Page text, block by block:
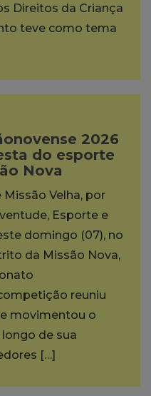
Direitos da Criança
teve como tema
2026
do esporte
Nova
Velha, por
Esporte e
domingo (07), no
da Missão Nova,
reuniu
movimentou o
de sua
[…]